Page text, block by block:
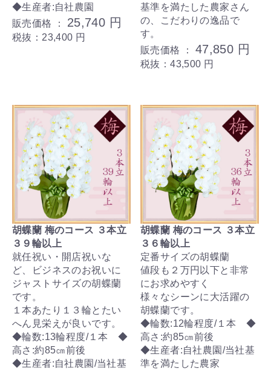
◆生産者:自社農園
販売価格 ： 25,740 円
税抜：23,400 円
基準を満たした農家さん
の、こだわりの逸品で
す。
販売価格 ： 47,850 円
税抜：43,500 円
胡蝶蘭 梅のコース ３本立
３９輪以上
就任祝い・開店祝いな
ど、ビジネスのお祝いに
ジャストサイズの胡蝶蘭
です。
１本あたり１３輪とたい
へん見栄えが良いです。
◆輪数:13輪程度/１本 ◆
高さ:約85㎝前後
◆生産者:自社農園/当社基
胡蝶蘭 梅のコース ３本立
３６輪以上
定番サイズの胡蝶蘭
値段も２万円以下と非常
にお求めやすく
様々なシーンに大活躍の
胡蝶蘭です。
◆輪数:12輪程度/１本 ◆
高さ:約85㎝前後
◆生産者:自社農園/当社基
準を満たした農家